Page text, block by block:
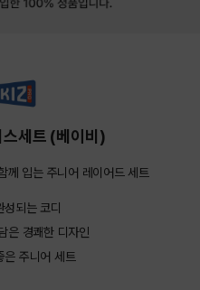
세트 (베이비)
께 입는 주니어 레이어드 세트
성되는 코디
은 경쾌한 디자인
은 주니어 세트